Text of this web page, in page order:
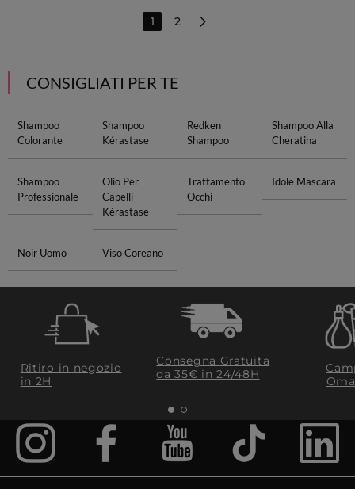
1 2
CONSIGLIATI PER TE
Shampoo
Colorante
Shampoo
Kérastase
Redken
Shampoo
Shampoo Alla
Cheratina
Shampoo
Professionale
Olio Per
Capelli
Kérastase
Trattamento
Occhi
Idole Mascara
Noir Uomo Viso Coreano
Ritiro in negozio
in 2H
Consegna Gratuita
da 35€​ in 24/48H